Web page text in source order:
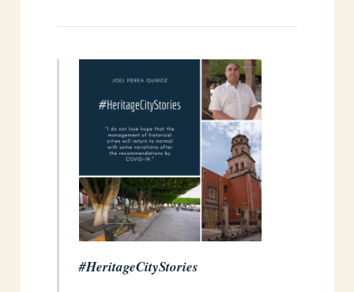
#HeritageCityStories